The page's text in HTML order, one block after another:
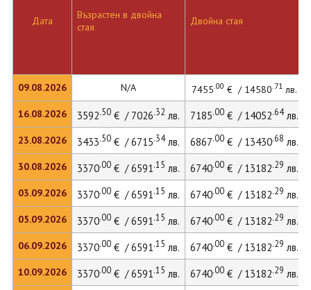
Дата
09.08.2026
16.08.2026
23.08.2026
30.08.2026
03.09.2026
05.09.2026
06.09.2026
10.09.2026
Възрастен в двойна
стая
Двойна стая
N/A 7455.00 € / 14580.71лв.
3592.50€ / 7026.32 лв. 7185.00€ / 14052.64лв.
3433.50€ / 6715.34лв. 6867.00€ / 13430.68 лв.
3370.00€ / 6591.15 лв. 6740.00€ / 13182.29 лв.
3370.00€ / 6591.15 лв. 6740.00€ / 13182.29 лв.
3370.00€ / 6591.15 лв. 6740.00€ / 13182.29 лв.
3370.00€ / 6591.15 лв. 6740.00€ / 13182.29 лв.
3370.00€ / 6591.15 лв. 6740.00€ / 13182.29 лв.